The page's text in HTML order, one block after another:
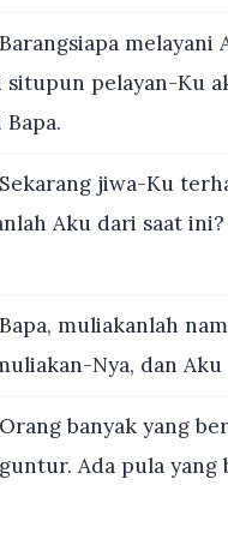
Barangsiapa melayani
situpun pelayan-Ku
Sekarang jiwa-Ku
Aku dari saat
Bapa, muliakanlah
Nya, dan
Orang banyak yang
Ada pula yang